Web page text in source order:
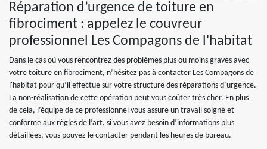
Réparation d’urgence de toiture en
fibrociment : appelez le couvreur
professionnel Les Compagons de l'habitat
Dans le cas où vous rencontrez des problèmes plus ou moins graves avec
votre toiture en fibrociment, n’hésitez pas à contacter Les Compagons de
l'habitat pour qu’il effectue sur votre structure des réparations d’urgence.
La non-réalisation de cette opération peut vous coûter très cher. En plus
de cela, l’équipe de ce professionnel vous assure un travail soigné et
conforme aux règles de l’art. si vous avez besoin d’informations plus
détaillées, vous pouvez le contacter pendant les heures de bureau.